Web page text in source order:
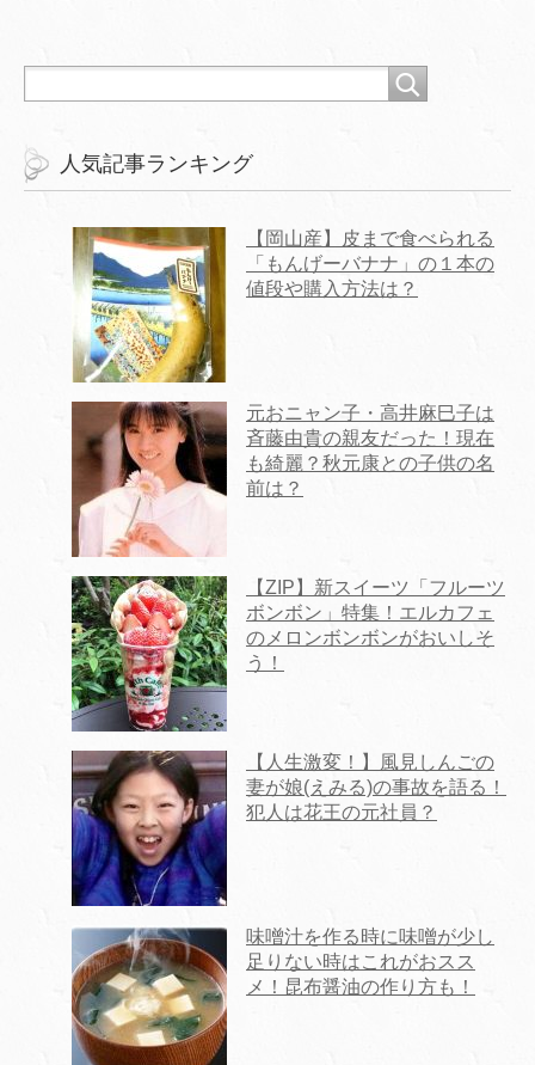
人気記事ランキング
【岡山産】皮まで食べられる
「もんげーバナナ」の１本の
値段や購入方法は？
元おニャン子・高井麻巳子は
斉藤由貴の親友だった！現在
も綺麗？秋元康との子供の名
前は？
【ZIP】新スイーツ「フルーツ
ボンボン」特集！エルカフェ
のメロンボンボンがおいしそ
う！
【人生激変！】風見しんごの
妻が娘(えみる)の事故を語る！
犯人は花王の元社員？
味噌汁を作る時に味噌が少し
足りない時はこれがおスス
メ！昆布醤油の作り方も！